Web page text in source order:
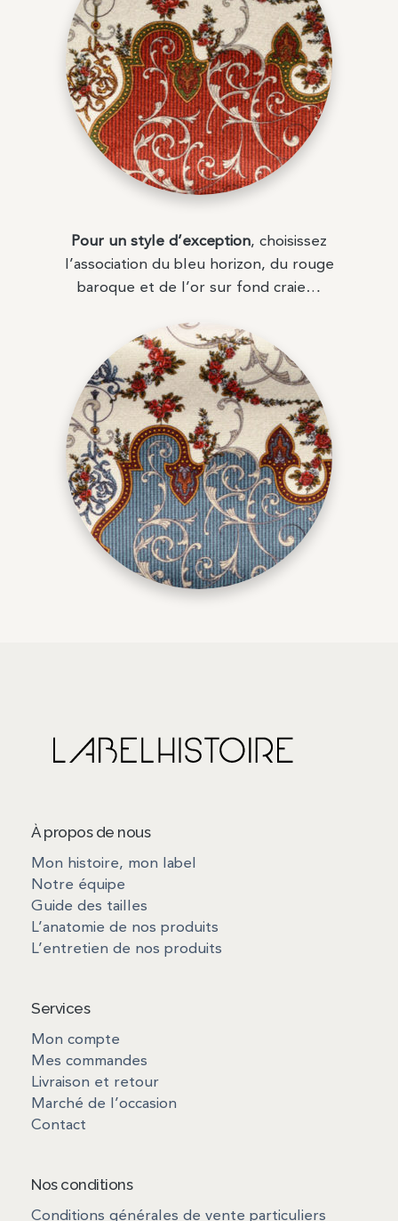
Pour un style d’exception, choisissez
l’association du bleu horizon, du rouge
baroque et de l’or sur fond craie…
À propos de nous
Mon histoire, mon label
Notre équipe
Guide des tailles
L’anatomie de nos produits
L’entretien de nos produits
Services
Mon compte
Mes commandes
Livraison et retour
Marché de l’occasion
Contact
Nos conditions
Conditions générales de vente particuliers